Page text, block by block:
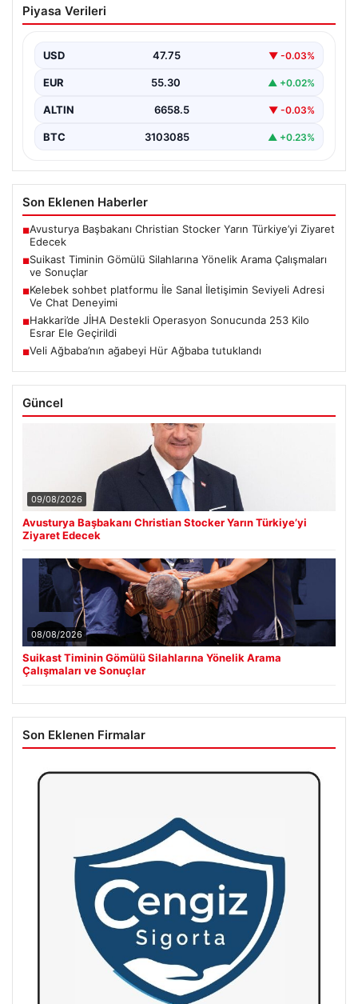
Yönelik Arama Çalışmaları ve Sonuçlar
yönelik planlanan suikast girişimine ilişkin yürütülen
soruşturma kapsamında,…
Piyasa Verileri
USD 47.75 ▼ -0.03%
EUR 55.30 ▲ +0.02%
ALTIN 6658.5 ▼ -0.03%
BTC 3103085 ▲ +0.23%
Son Eklenen Haberler
■Avusturya Başbakanı Christian Stocker Yarın Türkiye’yi Ziyaret
Edecek
■Suikast Timinin Gömülü Silahlarına Yönelik Arama Çalışmaları
ve Sonuçlar
■Kelebek sohbet platformu İle Sanal İletişimin Seviyeli Adresi
Ve Chat Deneyimi
■Hakkari’de JİHA Destekli Operasyon Sonucunda 253 Kilo
Esrar Ele Geçirildi
■Veli Ağbaba’nın ağabeyi Hür Ağbaba tutuklandı
Güncel
09/08/2026
Avusturya Başbakanı Christian Stocker Yarın Türkiye’yi
Ziyaret Edecek
08/08/2026
Suikast Timinin Gömülü Silahlarına Yönelik Arama
Çalışmaları ve Sonuçlar
Son Eklenen Firmalar